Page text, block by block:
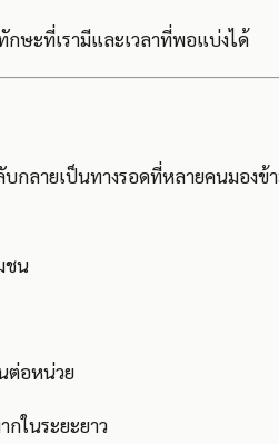
กษะที่เรามีและเวลาที่พอแบ่งได้
กลายเป็นทางรอดที่หลายคนมองข้
ชน
ต่อหน่วย
กในระยะยาว